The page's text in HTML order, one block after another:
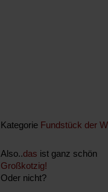
Kategorie Fundstück der
Also..das ist ganz schön
Großkotzig!
Oder nicht?